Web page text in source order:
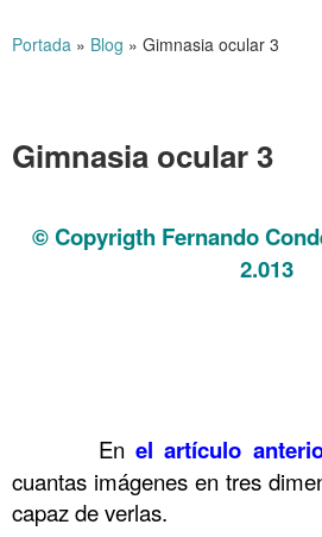
Portada » Blog » Gimnasia ocular 3
Gimnasia ocular 3
© Copyrigth Fernando
2.013
Enel artículo
cuantas imágenes en tres
capaz de verlas.